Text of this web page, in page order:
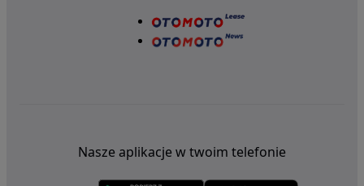
Nasze aplikacje w twoim telefonie